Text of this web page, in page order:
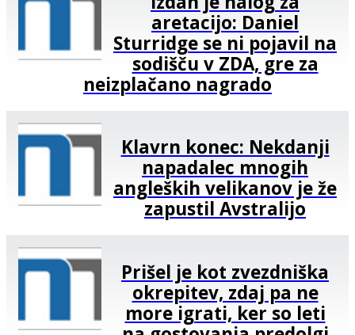
aretacijo: Daniel
Sturridge se ni pojavil na
sodišču v ZDA, gre za
neizplačano nagrado
Klavrn konec: Nekdanji
napadalec mnogih
angleških velikanov je že
zapustil Avstralijo
Prišel je kot zvezdniška
okrepitev, zdaj pa ne
more igrati, ker so leti